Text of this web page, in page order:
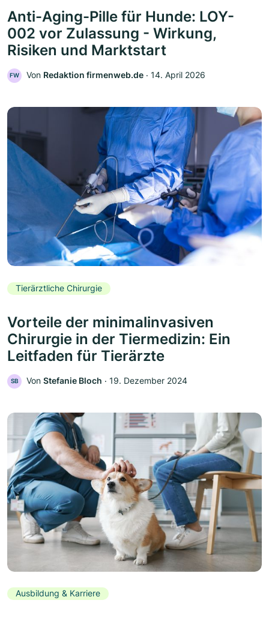
Anti-Aging-Pille für Hunde: LOY-
002 vor Zulassung - Wirkung,
Risiken und Marktstart
FW Von Redaktion firmenweb.de ‧ 14. April 2026
Tierärztliche Chirurgie
Vorteile der minimalinvasiven
Chirurgie in der Tiermedizin: Ein
Leitfaden für Tierärzte
SB Von Stefanie Bloch ‧ 19. Dezember 2024
Ausbildung & Karriere